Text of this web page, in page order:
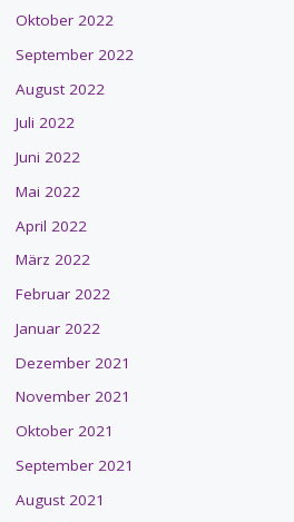
Oktober 2022
September 2022
August 2022
Juli 2022
Juni 2022
Mai 2022
April 2022
März 2022
Februar 2022
Januar 2022
Dezember 2021
November 2021
Oktober 2021
September 2021
August 2021